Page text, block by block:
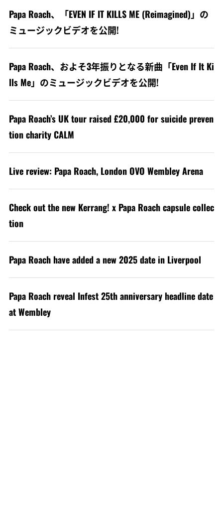
Papa Roach、「EVEN IF IT KILLS ME (Reimagined)」の
ミュージックビデオを公開!
Papa Roach、およそ3年振りとなる新曲「Even If It Ki
lls Me」のミュージックビデオを公開!
Papa Roach’s UK tour raised £20,000 for suicide preven
tion charity CALM
Live review: Papa Roach, London OVO Wembley Arena
Check out the new Kerrang! x Papa Roach capsule collec
tion
Papa Roach have added a new 2025 date in Liverpool
Papa Roach reveal Infest 25th anniversary headline date
at Wembley